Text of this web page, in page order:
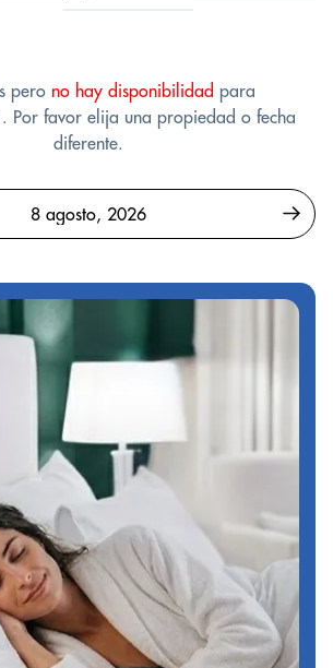
pero no hay disponibilidad para
Por favor elija una propiedad o fecha
diferente.